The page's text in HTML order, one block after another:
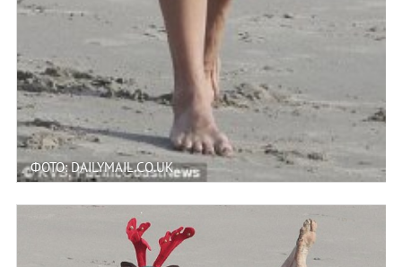
ФОТО: DAILYMAIL.CO.UK